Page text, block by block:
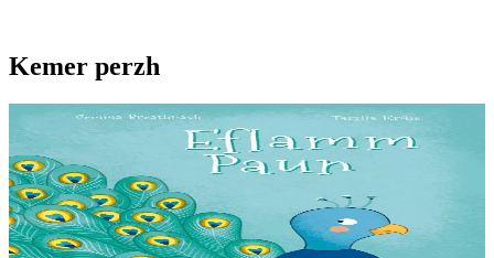
Kemer perzh
3 bloaz hag ouzhpenn
Eflamm Paun
Lent eo Eflamm Paun. Plijout a ra dezhañ pa ne daol den evezh
outañ. Pezh zo, gant an dra vras, brav, bamus en deus Eflamm eo
diaes-tre chom hep bezañ merzet gant an dud......